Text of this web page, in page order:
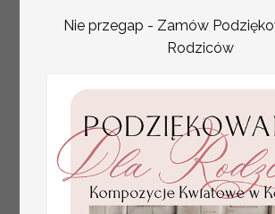
personalizowana
pieniądze
Nie przegap - Zamów
Rodziców